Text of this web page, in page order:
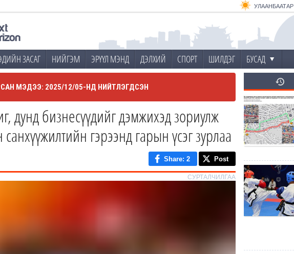
УЛААНБААТАР
ДАРХАН
ЭРДЭНЭТ
ЗАСАГ НИЙГЭМ ЭРҮҮЛ МЭНД ДЭЛХИЙ СПОРТ ШИЛДЭГ БУСАД
МЭДЭЭ: 2025/12/05-НД НИЙТЛЭГДСЭН
дунд бизнесүүдийг дэмжихэд зориулж
гэрээнд гарын үсэг зурлаа
Share: 2 Post
СУРТАЛЧИЛГАА